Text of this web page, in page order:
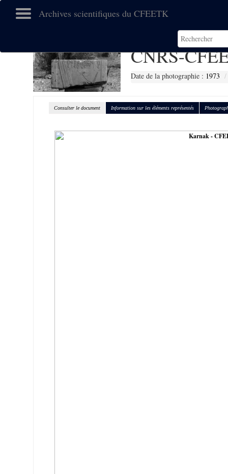
Archives scientifiques du CFEETK
CNRS-
Date de la photographie : 1973
Consulter le document Information sur les éléments représentés